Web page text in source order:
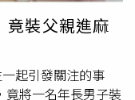
，我會一直為
你們一直那麼的支
唱，但現場鐵粉對
場」，讓她驚喜萬
裝父親進麻
起引發關注的事
竟將一名年長男子裝